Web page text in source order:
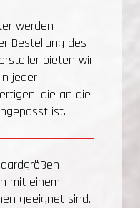
werden
Bestellung des
bieten wir
jeder
die an die
ist.
mit einem
geeignet sind.